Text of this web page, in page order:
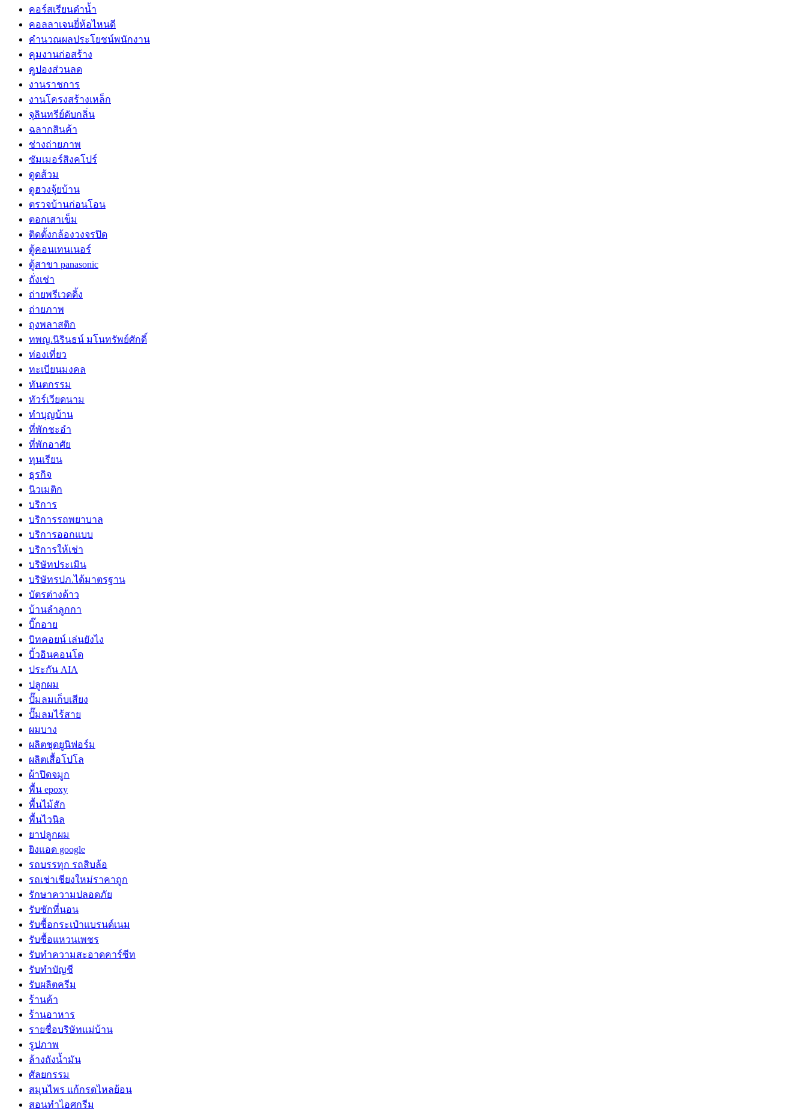
คอร์สเรียนดำน้ำ
คอลลาเจนยี่ห้อไหนดี
คำนวณผลประโยชน์พนักงาน
คุมงานก่อสร้าง
คูปองส่วนลด
งานราชการ
งานโครงสร้างเหล็ก
จุลินทรีย์ดับกลิ่น
ฉลากสินค้า
ช่างถ่ายภาพ
ซัมเมอร์สิงคโปร์
ดูดส้วม
ดูฮวงจุ้ยบ้าน
ตรวจบ้านก่อนโอน
ตอกเสาเข็ม
ติดตั้งกล้องวงจรปิด
ตู้คอนเทนเนอร์
ตู้สาขา panasonic
ถั่งเช่า
ถ่ายพรีเวดดิ้ง
ถ่ายภาพ
ถุงพลาสติก
ทพญ.นิรินธน์ มโนทรัพย์ศักดิ์
ท่องเที่ยว
ทะเบียนมงคล
ทันตกรรม
ทัวร์เวียดนาม
ทำบุญบ้าน
ที่พักชะอำ
ที่พักอาศัย
ทุนเรียน
ธุรกิจ
นิวเมติก
บริการ
บริการรถพยาบาล
บริการออกแบบ
บริการให้เช่า
บริษัทประเมิน
บริษัทรปภ.ได้มาตรฐาน
บัตรต่างด้าว
บ้านลำลูกกา
บิ๊กอาย
บิทคอยน์ เล่นยังไง
บิ้วอินคอนโด
ประกัน AIA
ปลูกผม
ปั๊มลมเก็บเสียง
ปั๊มลมไร้สาย
ผมบาง
ผลิตชุดยูนิฟอร์ม
ผลิตเสื้อโปโล
ผ้าปิดจมูก
พื้น epoxy
พื้นไม้สัก
พื้นไวนิล
ยาปลูกผม
ยิงแอด google
รถบรรทุก รถสิบล้อ
รถเช่าเชียงใหม่ราคาถูก
รักษาความปลอดภัย
รับซักที่นอน
รับซื้อกระเป๋าแบรนด์เนม
รับซื้อแหวนเพชร
รับทำความสะอาดคาร์ซีท
รับทำบัญชี
รับผลิตครีม
ร้านค้า
ร้านอาหาร
รายชื่อบริษัทแม่บ้าน
รูปภาพ
ล้างถังน้ำมัน
ศัลยกรรม
สมุนไพร แก้กรดไหลย้อน
สอนทำไอศกรีม